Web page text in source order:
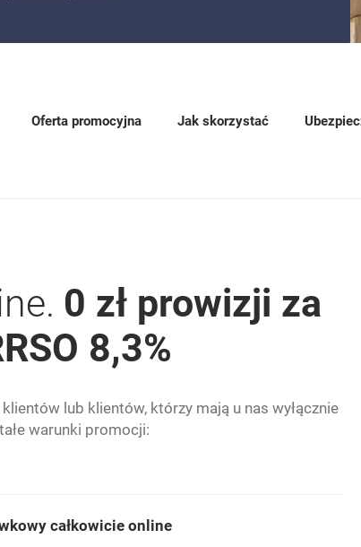
Oferta promocyjna Jak skorzystać
0 zł prowizji za
8,3%
lub klientów, którzy mają u nas wyłącznie
warunki promocji:
całkowicie online